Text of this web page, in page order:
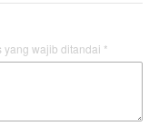
yang wajib ditandai *